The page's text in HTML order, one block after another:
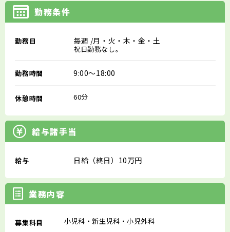
勤務条件
勤務日 毎週 /月・火・木・金・土
祝日勤務なし。
勤務時間 9:00～18:00
休憩時間 60分
給与諸手当
給与 日給（終日）10万円
業務内容
募集科目 小児科・新生児科・小児外科